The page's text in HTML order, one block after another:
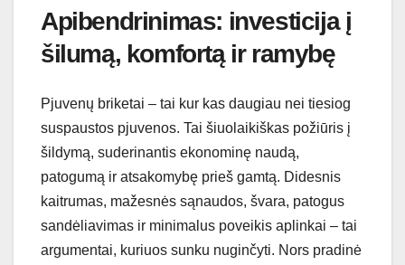
Apibendrinimas: investicija į
šilumą, komfortą ir ramybę
Pjuvenų briketai – tai kur kas daugiau nei tiesiog
suspaustos pjuvenos. Tai šiuolaikiškas požiūris į
šildymą, suderinantis ekonominę naudą,
patogumą ir atsakomybę prieš gamtą. Didesnis
kaitrumas, mažesnės sąnaudos, švara, patogus
sandėliavimas ir minimalus poveikis aplinkai – tai
argumentai, kuriuos sunku nuginčyti. Nors pradinė